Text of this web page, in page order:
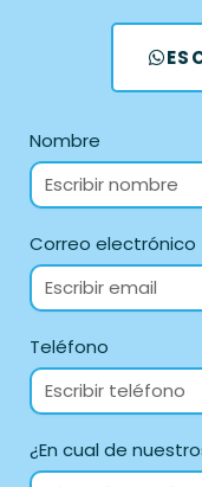
Nombre
Correo electrónico
Teléfono
¿En cual de